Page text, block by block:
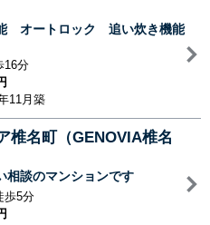
オートロック 追い炊き機能
16分
11月築
椎名町（GENOVIA椎名
相談のマンションです
歩5分